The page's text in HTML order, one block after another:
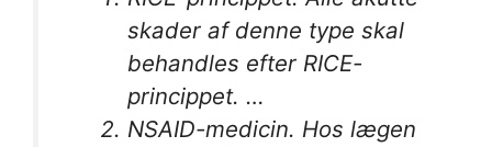
skader af denne type skal
behandles efter RICE-
princippet. …
NSAID-medicin. Hos lægen